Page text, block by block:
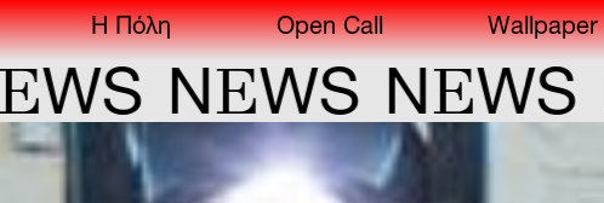
Η Πόλη Open Call Wallpaper
NE WS NE WS NE